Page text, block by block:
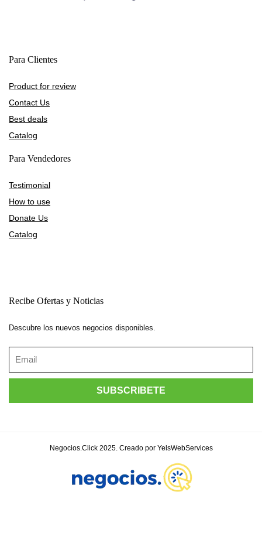
Para Clientes
Product for review
Contact Us
Best deals
Catalog
Para Vendedores
Testimonial
How to use
Donate Us
Catalog
Recibe Ofertas y Noticias
Descubre los nuevos negocios disponibles.
Negocios.Click 2025. Creado por YelsWebServices